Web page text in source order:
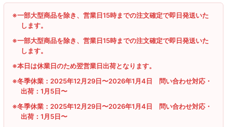
※一部大型商品を除き、営業日15時までの注文確定で即日発送いた
します。
※一部大型商品を除き、営業日15時までの注文確定で即日発送いた
します。
※本日は休業日のため翌営業日出荷となります。
※冬季休業：2025年12月29日〜2026年1月4日 問い合わせ対応・
出荷：1月5日〜
※冬季休業：2025年12月29日〜2026年1月4日 問い合わせ対応・
出荷：1月5日〜